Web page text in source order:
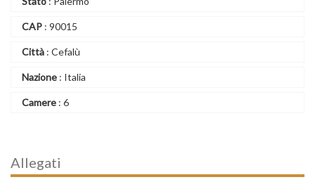
CAP : 90015
Città : Cefalù
Nazione : Italia
Camere : 6
Allegati